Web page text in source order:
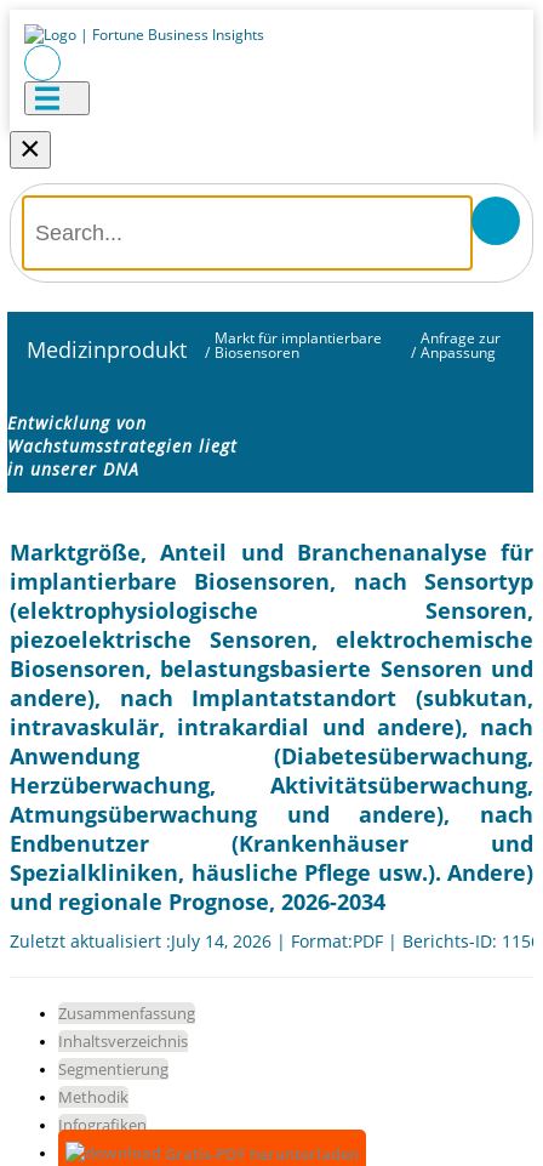
×
Medizinprodukt /
Markt für implantierbare
Biosensoren /
Anfrage zur
Anpassung
Entwicklung von
Wachstumsstrategien liegt
in unserer DNA
Marktgröße, Anteil und Branchenanalyse für
implantierbare Biosensoren, nach Sensortyp
(elektrophysiologische Sensoren,
piezoelektrische Sensoren, elektrochemische
Biosensoren, belastungsbasierte Sensoren und
andere), nach Implantatstandort (subkutan,
intravaskulär, intrakardial und andere), nach
Anwendung (Diabetesüberwachung,
Herzüberwachung, Aktivitätsüberwachung,
Atmungsüberwachung und andere), nach
Endbenutzer (Krankenhäuser und
Spezialkliniken, häusliche Pflege usw.). Andere)
und regionale Prognose, 2026-2034
Zuletzt aktualisiert :July 14, 2026 | Format:PDF | Berichts-ID:
Zusammenfassung
Inhaltsverzeichnis
Segmentierung
Methodik
Infografiken
Gratis-PDF herunterladen